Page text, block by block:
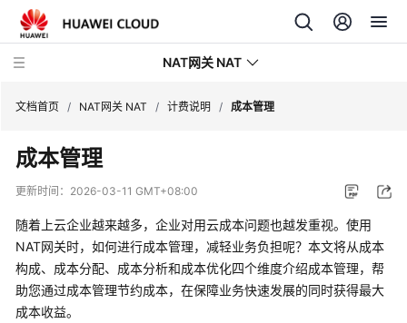
NAT网关 NAT
最
新
态
产
品
介
文档首页 / NAT网关 NAT / 计费说明 / 成本管理
成本管理
更新时间： 2026-03-11 GMT+08:00
随着上云企业越来越多，企业对用云成本问题也越发重视。使用
NAT网关时，如何进行成本管理，减轻业务负担呢？本文将从成本
构成、成本分配、成本分析和成本优化四个维度介绍成本管理，帮
助您通过成本管理节约成本，在保障业务快速发展的同时获得最大
成本收益。